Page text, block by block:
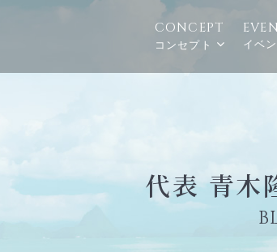
CONCEPT
コンセプト イベ
代表 青木